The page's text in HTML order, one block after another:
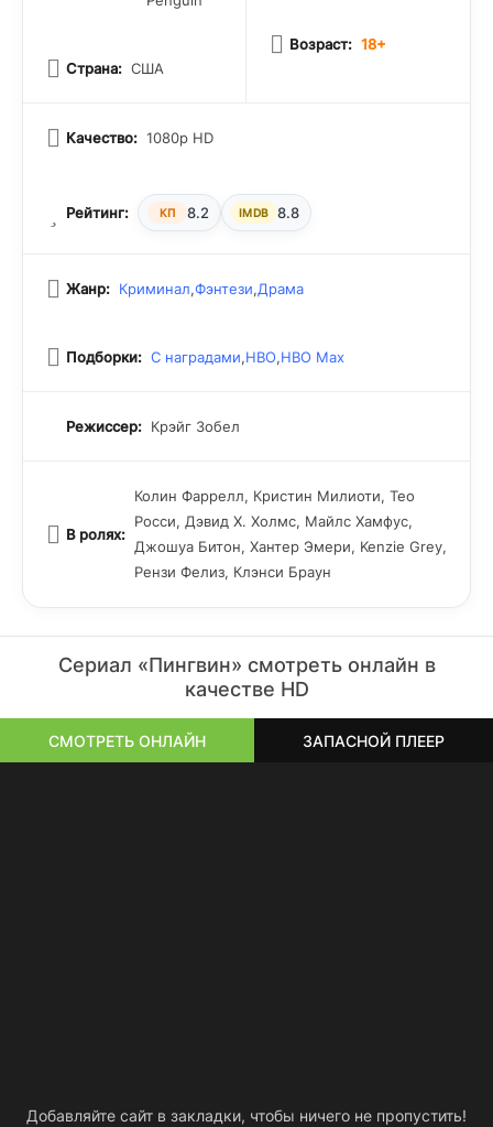
ужасе большую часть мегаполиса.
Страна: США
Возраст: 18+
Качество: 1080p HD
Рейтинг: КП 8.2 IMDB 8.8
Жанр: Криминал,Фэнтези,Драма
Подборки: С наградами,HBO,HBO Max
Режиссер: Крэйг Зобел
В ролях:
Колин Фаррелл, Кристин Милиоти, Тео
Росси, Дэвид Х. Холмс, Майлс Хамфус,
Джошуа Битон, Хантер Эмери, Kenzie Grey,
Рензи Фелиз, Клэнси Браун
Сериал «Пингвин» смотреть онлайн в
качестве HD
СМОТРЕТЬ ОНЛАЙН ЗАПАСНОЙ ПЛЕЕР
Добавляйте сайт в закладки, чтобы ничего не пропустить!